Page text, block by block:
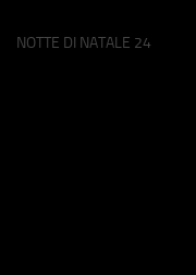
NOTTE DI NATALE 24